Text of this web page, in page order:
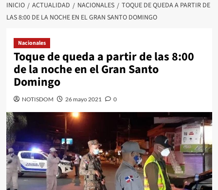
INICIO ACTUALIDAD NACIONALES
TOQUE DE QUEDA A PARTIR DE
LAS 8:00 DE LA NOCHE EN EL GRAN SANTO DOMINGO
Nacionales
Toque de queda a partir de las 8:00
de la noche en el Gran Santo
Domingo
NOTISDOM 26 mayo 2021 0